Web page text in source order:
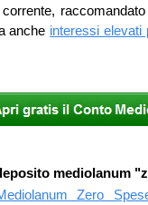
anche interessi elevati
mediolanum
Zero